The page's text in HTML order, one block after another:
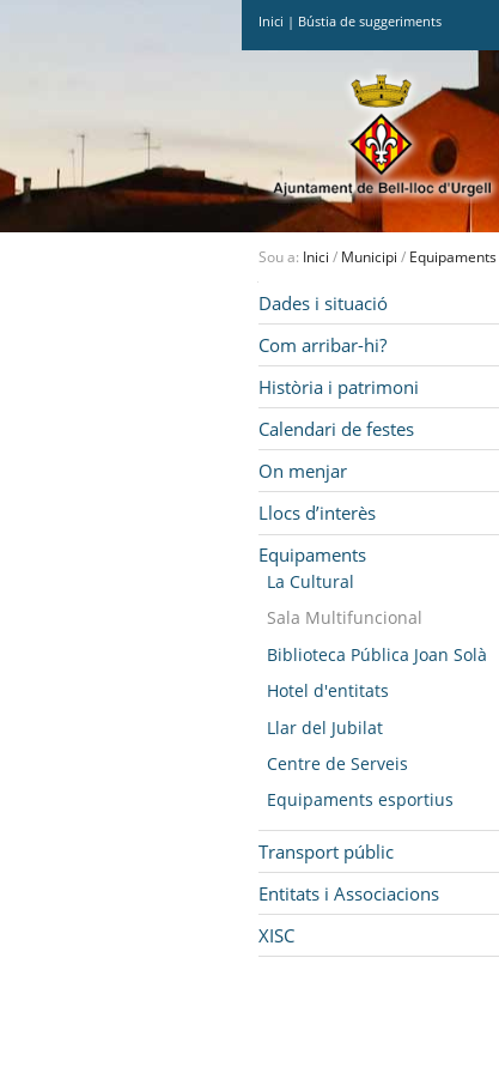
Inici | Bústia de suggeriments
Sou a: Inici / Municipi / Equipaments
Dades i situació
Com arribar-hi?
Història i patrimoni
Calendari de festes
On menjar
Llocs d’interès
Equipaments
La Cultural
Sala Multifuncional
Biblioteca Pública Joan Solà
Hotel d'entitats
Llar del Jubilat
Centre de Serveis
Equipaments esportius
Transport públic
Entitats i Associacions
XISC